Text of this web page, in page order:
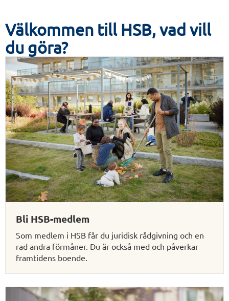
Välkommen till HSB, vad vill
du göra?
Bli HSB-medlem
Som medlem i HSB får du juridisk rådgivning och en
rad andra förmåner. Du är också med och påverkar
framtidens boende.